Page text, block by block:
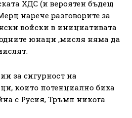
ХДС (и вероятен бъдещ
нарече разговорите за
войски в инициативата
юнаци ,мисля няма да
за сигурност на
които потенциално биха
с Русия, Тръмп никога